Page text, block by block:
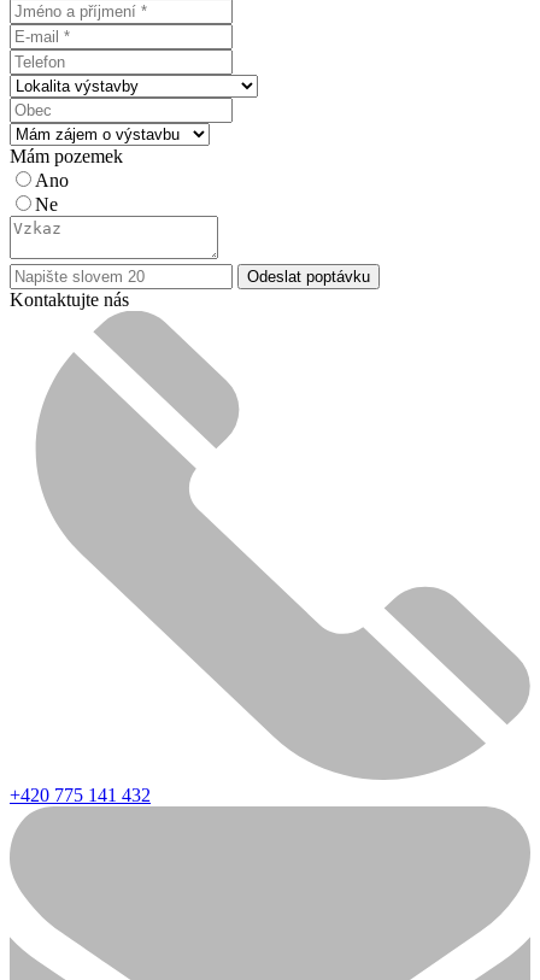
Mám pozemek
Ano
Ne
Odeslat poptávku
Kontaktujte nás
+420 775 141 432